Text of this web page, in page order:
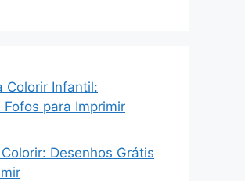
Colorir Infantil:
Fofos para Imprimir
Desenhos Grátis